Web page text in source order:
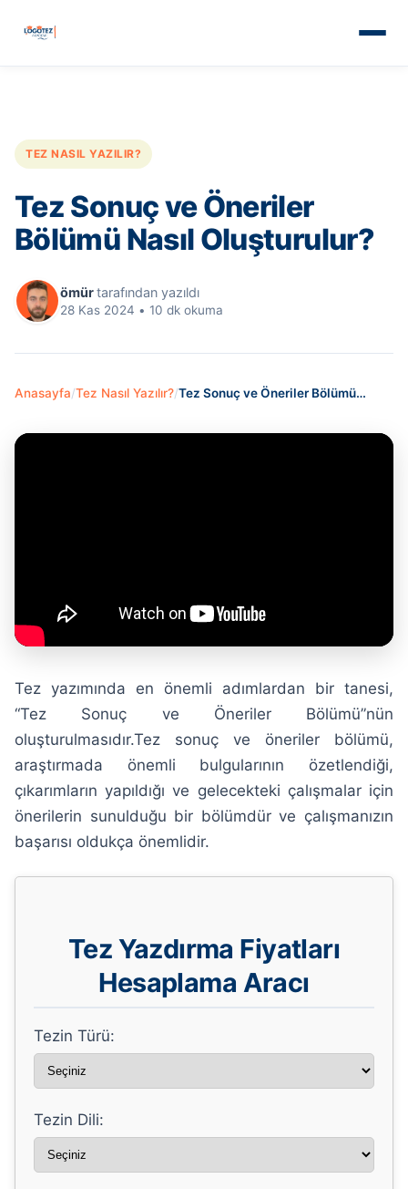
TEZ NASIL YAZILIR?
Tez Sonuç ve Öneriler
Bölümü Nasıl Oluşturulur?
ömürtarafından yazıldı
28 Kas 2024 • 10 dk okuma
Anasayfa/Tez Nasıl Yazılır?/Tez Sonuç ve Öneriler Bölümü…
Tez yazımında en önemli adımlardan bir tanesi,
“Tez Sonuç ve Öneriler Bölümü”nün
oluşturulmasıdır.Tez sonuç ve öneriler bölümü,
araştırmada önemli bulgularının özetlendiği,
çıkarımların yapıldığı ve gelecekteki çalışmalar için
önerilerin sunulduğu bir bölümdür ve çalışmanızın
başarısı oldukça önemlidir.
Tez Yazdırma Fiyatları
Hesaplama Aracı
Tezin Türü:
Tezin Dili: